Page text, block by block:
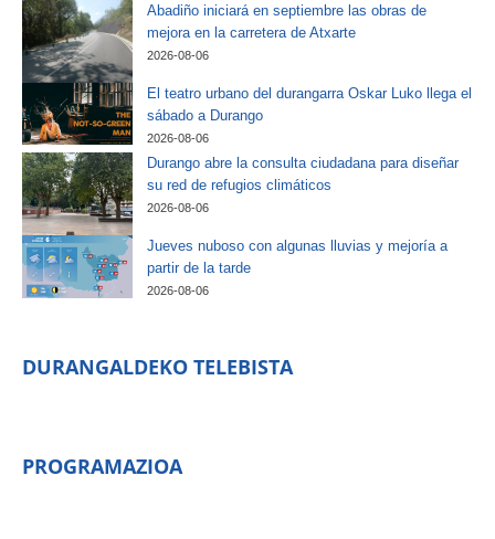
Abadiño iniciará en septiembre las obras de
mejora en la carretera de Atxarte
2026-08-06
El teatro urbano del durangarra Oskar Luko llega el
sábado a Durango
2026-08-06
Durango abre la consulta ciudadana para diseñar
su red de refugios climáticos
2026-08-06
Jueves nuboso con algunas lluvias y mejoría a
partir de la tarde
2026-08-06
DURANGALDEKO TELEBISTA
PROGRAMAZIOA